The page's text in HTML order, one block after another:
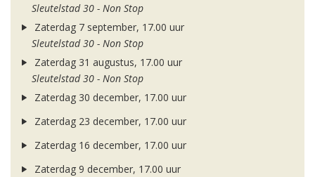
Sleutelstad 30 - Non Stop
Zaterdag 7 september, 17.00 uur
Sleutelstad 30 - Non Stop
Zaterdag 31 augustus, 17.00 uur
Sleutelstad 30 - Non Stop
Zaterdag 30 december, 17.00 uur
Zaterdag 23 december, 17.00 uur
Zaterdag 16 december, 17.00 uur
Zaterdag 9 december, 17.00 uur